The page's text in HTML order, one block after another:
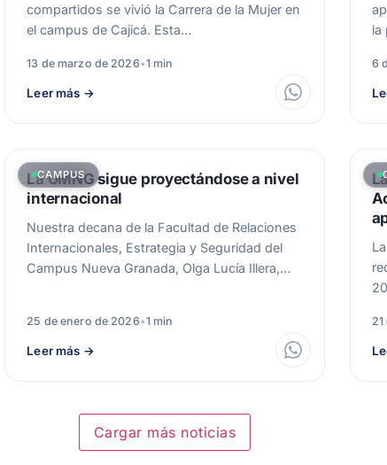
compartidos se vivió la Carrera de la Mujer en
el campus de Cajicá. Esta…
13 de marzo de 2026•1 min
Leer más →
la
6
CAMPUS
La UMNG sigue proyectándose a nivel
internacional
Nuestra decana de la Facultad de Relaciones
Internacionales, Estrategia y Seguridad del
Campus Nueva Granada, Olga Lucía Illera,
25 de enero de 2026•1 min
Leer más →
Cargar más noticias